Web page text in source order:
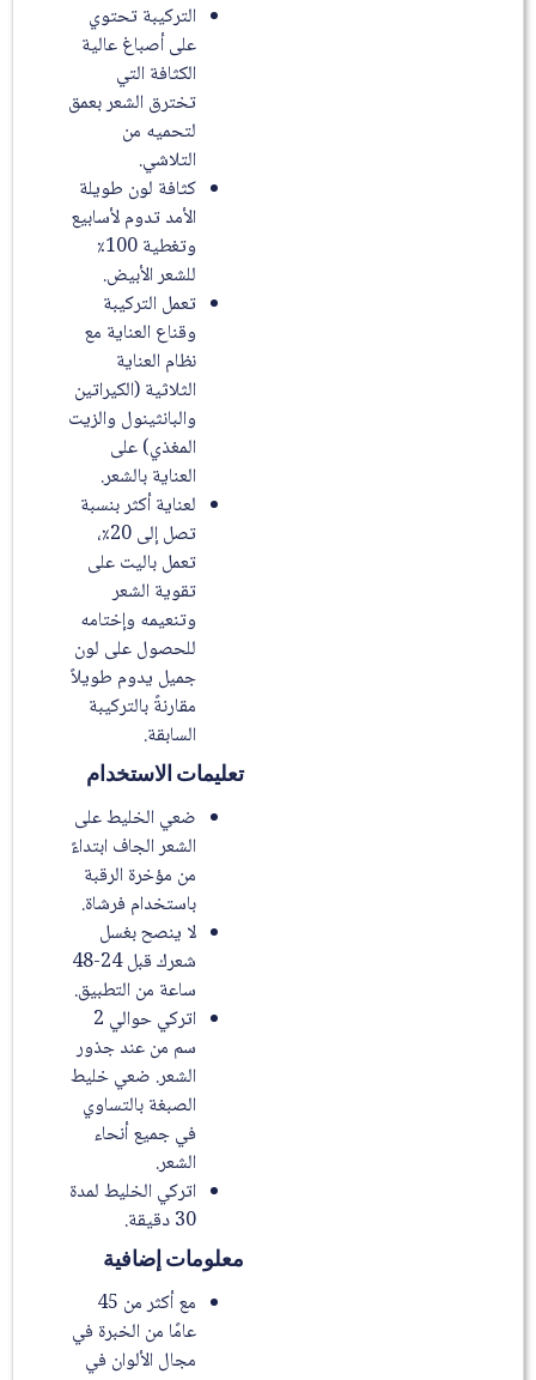
التركيبة تحتوي
على أصباغ عالية
الكثافة التي
تخترق الشعر بعمق
لتحميه من
التلاشي.
كثافة لون طويلة
الأمد تدوم لأسابيع
وتغطية 100٪
للشعر الأبيض.
تعمل التركيبة
وقناع العناية مع
نظام العناية
الثلاثية (الكيراتين
والبانثينول والزيت
المغذي) على
العناية بالشعر.
لعناية أكثر بنسبة
تصل إلى 20٪،
تعمل باليت على
تقوية الشعر
وتنعيمه وإختامه
للحصول على لون
جميل يدوم طويلاً
مقارنةً بالتركيبة
السابقة.
تعليمات الاستخدام
ضعي الخليط على
الشعر الجاف ابتداءً
من مؤخرة الرقبة
باستخدام فرشاة.
لا ينصح بغسل
شعرك قبل 24-48
ساعة من التطبيق.
اتركي حوالي 2
سم من عند جذور
الشعر. ضعي خليط
الصبغة بالتساوي
في جميع أنحاء
الشعر.
اتركي الخليط لمدة
30 دقيقة.
معلومات إضافية
مع أكثر من 45
عامًا من الخبرة في
مجال الألوان في